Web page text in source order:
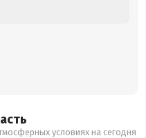
условиях на сегодня